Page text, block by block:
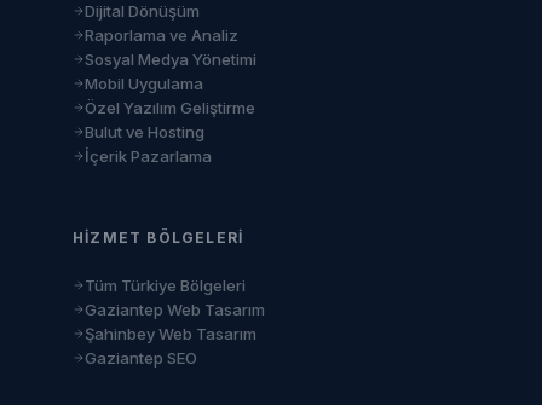
Dijital Dönüşüm
Raporlama ve Analiz
Sosyal Medya Yönetimi
Mobil Uygulama
Özel Yazılım Geliştirme
Bulut ve Hosting
İçerik Pazarlama
HIZMET BÖLGELERI
Tüm Türkiye Bölgeleri
Gaziantep Web Tasarım
Şahinbey Web Tasarım
Gaziantep SEO